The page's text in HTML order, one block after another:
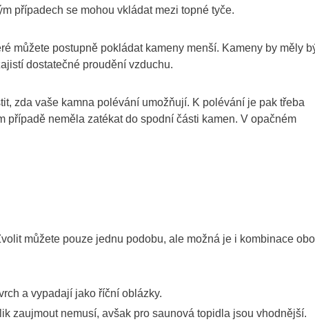
případech se mohou vkládat mezi topné tyče.
můžete postupně pokládat kameny menší. Kameny by měly
dostatečné proudění vzduchu.
zda vaše kamna polévání umožňují. K polévání je pak třeba
případě neměla zatékat do spodní části kamen. V opačném
můžete pouze jednu podobu, ale možná je i kombinace
a vypadají jako říční oblázky.
zaujmout nemusí, avšak pro saunová topidla jsou vhodnější.